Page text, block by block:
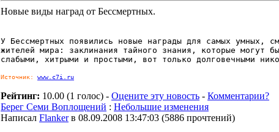
Новые виды наград от Бессмертных.
У Бессмертных появились новые награды для самых умных,
жителей мира: заклинания тайного знания, которые могут
слабыми, хитрыми и простыми, вот только долговечными
Источник: www.c7i.ru
Рейтинг: 10.00 (1 голос) - Оцените эту новость - Комментарии?
Берег Семи Воплощений : Небольшие изменения
Написал Flanker в 08.09.2008 13:47:03 (5886 прочтений)